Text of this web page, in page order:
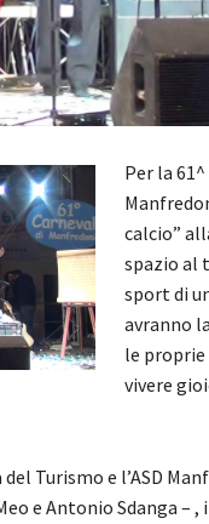
Per la
calcio”
spazio al
sport di
avranno
le proprie
vivere
del Turismo e l’ASD
e Antonio Sdanga – ,